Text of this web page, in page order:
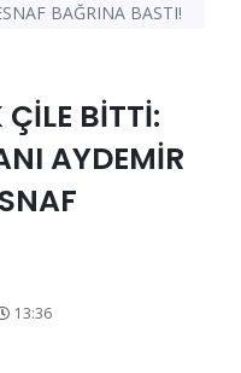
BAĞRINA BASTI!
BİTTİ:
AYDEMİR
13:36